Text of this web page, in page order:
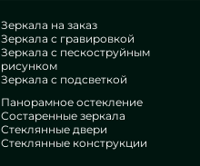
Зеркала на заказ
Зеркала с гравировкой
Зеркала с пескоструйным
рисунком
Зеркала с подсветкой
Панорамное остекление
Состаренные зеркала
Стеклянные двери
Стеклянные конструкции